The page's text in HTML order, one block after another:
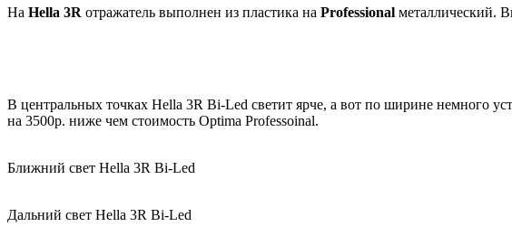
На Hella 3R отражатель выполнен из пластика на Professional металлический.
В центральных точках Hella 3R Bi-Led светит ярче, а вот по ширине немного
на 3500р. ниже чем стоимость Optima Professoinal.
Ближний свет Hella 3R Bi-Led
Дальний свет Hella 3R Bi-Led